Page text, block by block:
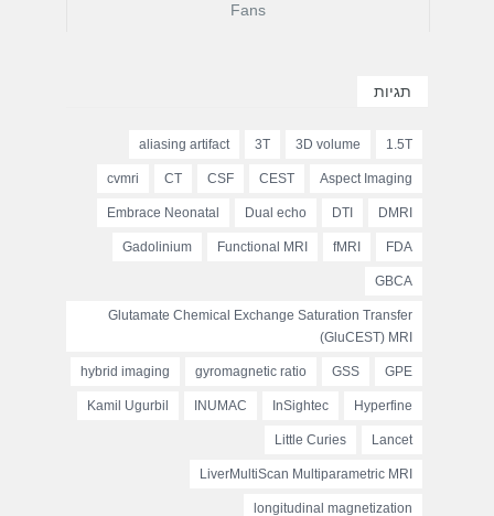
Fans
תגיות
1.5T
3D volume
3T
aliasing artifact
Aspect Imaging
CEST
CSF
CT
cvmri
DMRI
DTI
Dual echo
Embrace Neonatal
FDA
fMRI
Functional MRI
Gadolinium
GBCA
Glutamate Chemical Exchange Saturation Transfer
(GluCEST) MRI
GPE
GSS
gyromagnetic ratio
hybrid imaging
Hyperfine
InSightec
INUMAC
Kamil Ugurbil
Lancet
Little Curies
LiverMultiScan Multiparametric MRI
longitudinal magnetization